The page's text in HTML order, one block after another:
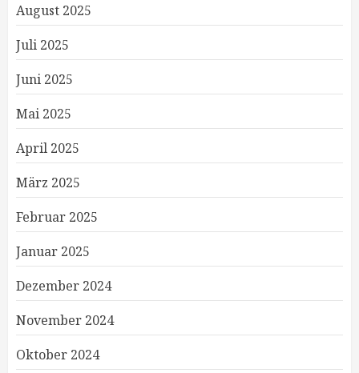
August 2025
Juli 2025
Juni 2025
Mai 2025
April 2025
März 2025
Februar 2025
Januar 2025
Dezember 2024
November 2024
Oktober 2024